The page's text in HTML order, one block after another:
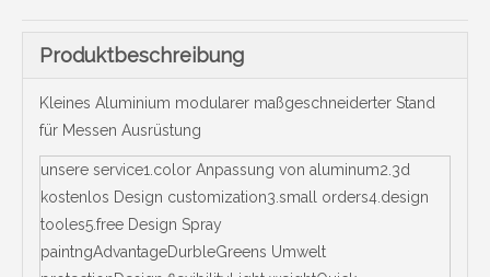
Produktbeschreibung
Kleines Aluminium modularer maßgeschneiderter Stand
für Messen Ausrüstung
unsere service1.color Anpassung von aluminum2.3d
kostenlos Design customization3.small orders4.design
tooles5.free Design Spray
paintngAdvantageDurbleGreens Umwelt